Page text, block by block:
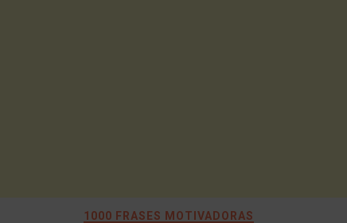
1000 FRASES MOTIVADORAS